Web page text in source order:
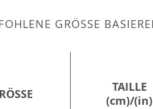
GRÖSSE
TAILLE
(cm)/(in)